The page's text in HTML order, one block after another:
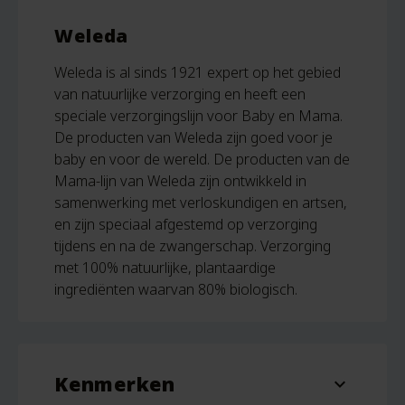
Weleda
Weleda is al sinds 1921 expert op het gebied
van natuurlijke verzorging en heeft een
speciale verzorgingslijn voor Baby en Mama.
De producten van Weleda zijn goed voor je
baby en voor de wereld. De producten van de
Mama-lijn van Weleda zijn ontwikkeld in
samenwerking met verloskundigen en artsen,
en zijn speciaal afgestemd op verzorging
tijdens en na de zwangerschap. Verzorging
met 100% natuurlijke, plantaardige
ingrediënten waarvan 80% biologisch.
Kenmerken expand_more